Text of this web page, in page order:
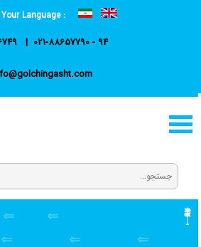
Language :
021-88657790 - 94